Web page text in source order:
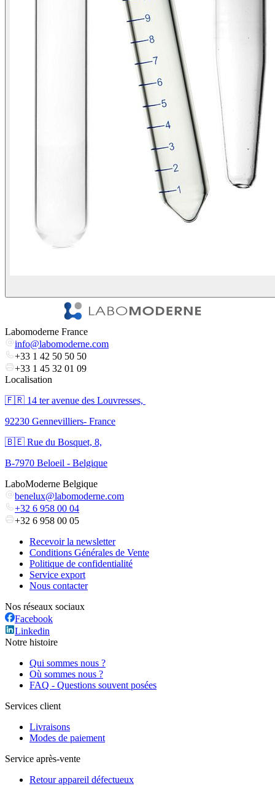
Labomoderne France
info@labomoderne.com
+33 1 42 50 50 50
+33 1 45 32 01 09
Localisation
🇫🇷 ​14 ter avenue des Louvresses,
92230 Gennevilliers- France
🇧🇪 Rue du Bosquet, 8,
B-7970 Beloeil - Belgique
LaboModerne Belgique
benelux@labomoderne.com
+32 6 958 00 04
+32 6 958 00 05
Recevoir la newsletter
Conditions Générales de Vente
Politique de confidentialité
Service export
Nous contacter
Nos réseaux sociaux
Facebook
Linkedin
Notre histoire
Qui sommes nous ?
Où sommes nous ?
FAQ - Questions souvent posées
Services client
Livraisons
Modes de paiement
Service après-vente
Retour appareil défectueux